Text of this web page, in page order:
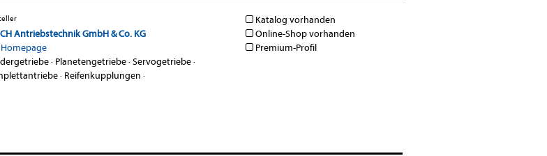
Antriebstechnik GmbH & Co. KG
· Planetengetriebe·Servogetriebe·
· Reifenkupplungen ·
Katalog vorhanden
Online-Shop vorhanden
Premium-Profil